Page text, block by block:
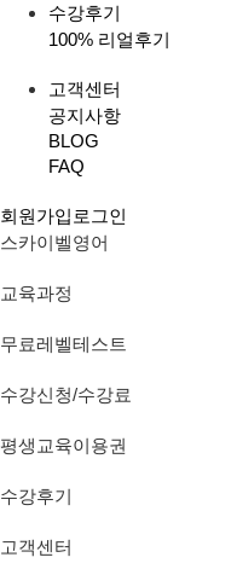
수강후기
100% 리얼후기
고객센터
공지사항
BLOG
FAQ
회원가입 로그인
스카이벨영어
교육과정
무료레벨테스트
수강신청/수강료
평생교육이용권
수강후기
고객센터